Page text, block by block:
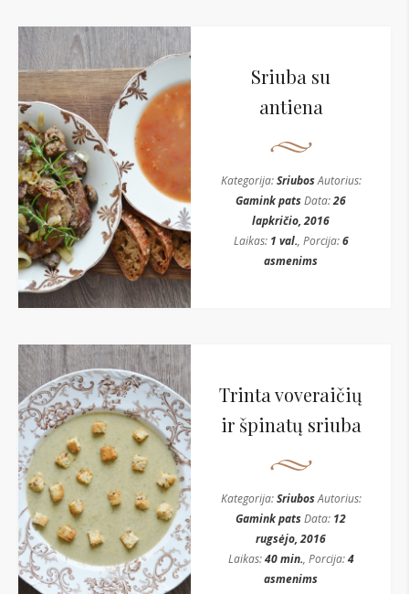
Sriuba su
antiena
Kategorija:SriubosAutorius:
Gamink patsData:26
lapkričio, 2016
Laikas: 1 val., Porcija:6
asmenims
Trinta voveraičių
ir špinatų sriuba
Kategorija:SriubosAutorius:
Gamink patsData: 12
rugsėjo, 2016
Laikas:40 min., Porcija:4
asmenims